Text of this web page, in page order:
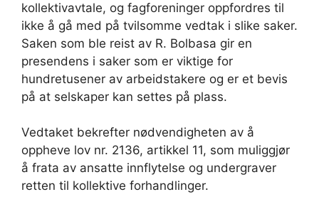
kollektivavtale, og fagforeninger oppfordres til
ikke å gå med på tvilsomme vedtak i slike saker.
Saken som ble reist av R. Bolbasa gir en
presendens i saker som er viktige for
hundretusener av arbeidstakere og er et bevis
på at selskaper kan settes på plass.
Vedtaket bekrefter nødvendigheten av å
oppheve lov nr. 2136, artikkel 11, som muliggjør
å frata av ansatte innflytelse og undergraver
retten til kollektive forhandlinger.